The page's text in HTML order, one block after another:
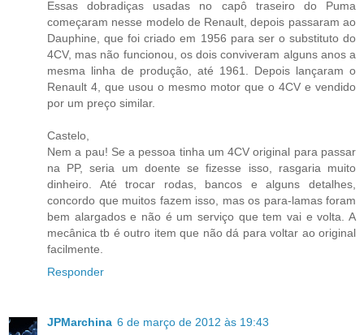
Essas dobradiças usadas no capô traseiro do Puma
começaram nesse modelo de Renault, depois passaram ao
Dauphine, que foi criado em 1956 para ser o substituto do
4CV, mas não funcionou, os dois conviveram alguns anos a
mesma linha de produção, até 1961. Depois lançaram o
Renault 4, que usou o mesmo motor que o 4CV e vendido
por um preço similar.
Castelo,
Nem a pau! Se a pessoa tinha um 4CV original para passar
na PP, seria um doente se fizesse isso, rasgaria muito
dinheiro. Até trocar rodas, bancos e alguns detalhes,
concordo que muitos fazem isso, mas os para-lamas foram
bem alargados e não é um serviço que tem vai e volta. A
mecânica tb é outro item que não dá para voltar ao original
facilmente.
Responder
JPMarchina 6 de março de 2012 às 19:43